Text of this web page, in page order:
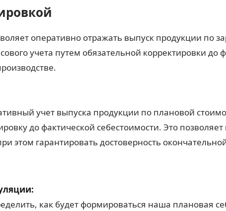
оперативно отражать выпуск продукции по
учета путем обязательной корректировки до
учет выпуска продукции по плановой
до фактической себестоимости. Это
этом гарантировать достоверность
как будет формироваться наша плановая